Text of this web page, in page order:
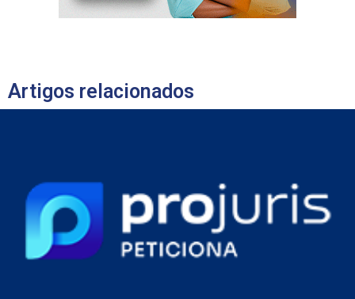
Artigos relacionados